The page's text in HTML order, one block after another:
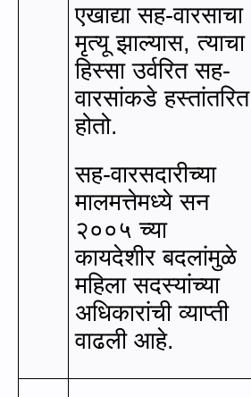
एखाद्या सह-वारसाचा
मृत्यू झाल्यास,त्याचा
हिस्सा उर्वरित सह-
वारसांकडे हस्तांतरित
होतो.
सह-वारसदारीच्या
मालमत्तेमध्ये सन
२००५ च्‍या
कायदेशीर बदलांमुळे
महिला सदस्यांच्‍या
अधिकारांची व्याप्ती
वाढली आहे.